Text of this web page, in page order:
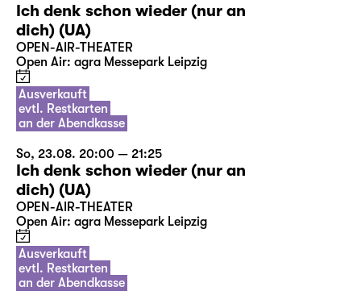
Ich denk schon wieder (nur an
dich) (UA)
OPEN-AIR-THEATER
Open Air: agra Messepark Leipzig
Ausverkauft
evtl. Restkarten
an der Abendkasse
So, 23.08. 20:00 — 21:25
Ich denk schon wieder (nur an
dich) (UA)
OPEN-AIR-THEATER
Open Air: agra Messepark Leipzig
Ausverkauft
evtl. Restkarten
an der Abendkasse